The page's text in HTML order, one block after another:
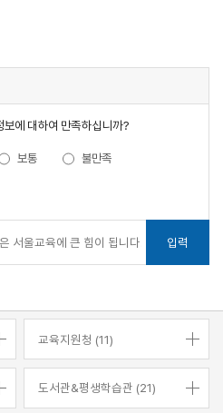
보에 대하여 만족하십니까?
보통
불만족
입력
교육지원청 (11)
도서관&평생학습관 (21)